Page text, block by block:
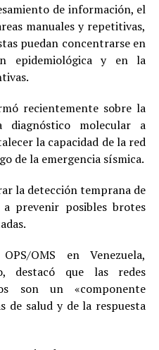
de información, el
manuales y repetitivas,
puedan concentrarse en
epidemiológica y en la
recientemente sobre la
diagnóstico molecular a
la capacidad de la red
de la emergencia sísmica.
la detección temprana de
prevenir posibles brotes
OMS en Venezuela,
destacó que las redes
son un «componente
de salud y de la respuesta